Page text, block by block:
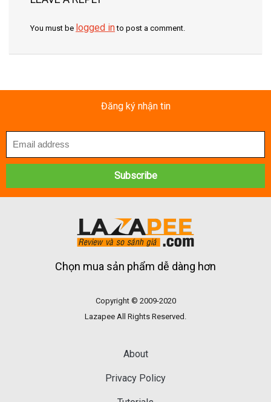
You must be logged into post a comment.
Đăng ký nhận tin
Chọn mua sản phẩm dễ dàng hơn
Copyright © 2009-2020
Lazapee All Rights Reserved.
About
Privacy Policy